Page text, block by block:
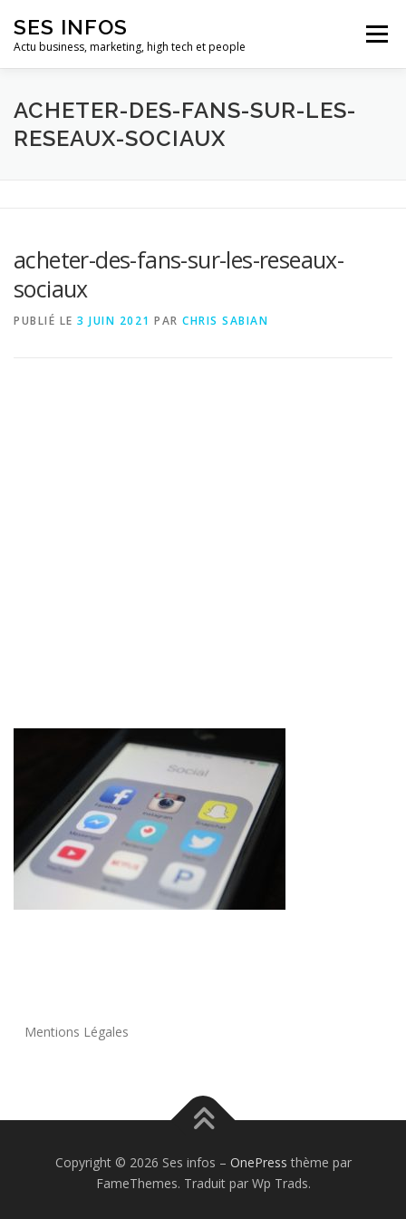
contenu
SES INFOS
Actu business, marketing, high tech et people
Menu
BUSINESS MARKETING
ACHETER-DES-FANS-SUR-LES-
RESEAUX-SOCIAUX
acheter-des-fans-sur-les-reseaux-
sociaux
PUBLIÉ LE 3 JUIN 2021 PAR CHRIS SABIAN
Mentions Légales
Copyright © 2026 Ses infos – OnePress thème par
FameThemes. Traduit par Wp Trads.